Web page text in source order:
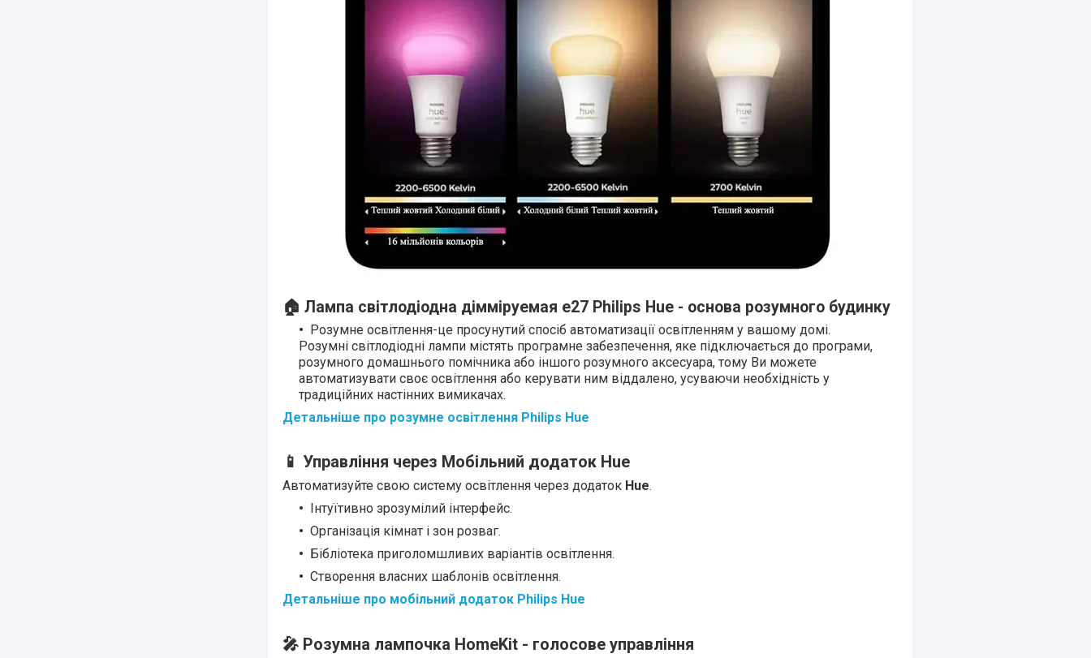
🏠 Лампа світлодіодна дімміруемая e27 Philips Hue - основа розумного будинку
Розумне освітлення-це просунутий спосіб автоматизації освітленням у вашому домі.
Розумні світлодіодні лампи містять програмне забезпечення, яке підключається до програми,
розумного домашнього помічника або іншого розумного аксесуара, тому Ви можете
автоматизувати своє освітлення або керувати ним віддалено, усуваючи необхідність у
традиційних настінних вимикачах.
Детальніше про розумне освітлення Philips Hue
📱 Управління через Мобільний додаток Hue
Автоматизуйте свою систему освітлення через додаток Hue.
Інтуїтивно зрозумілий інтерфейс.
Організація кімнат і зон розваг.
Бібліотека приголомшливих варіантів освітлення.
Створення власних шаблонів освітлення.
Детальніше про мобільний додаток Philips Hue
🎤 Розумна лампочка HomeKit - голосове управління